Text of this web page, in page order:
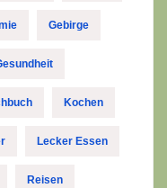
Gebirge
Kochen
Lecker Essen
Reisen